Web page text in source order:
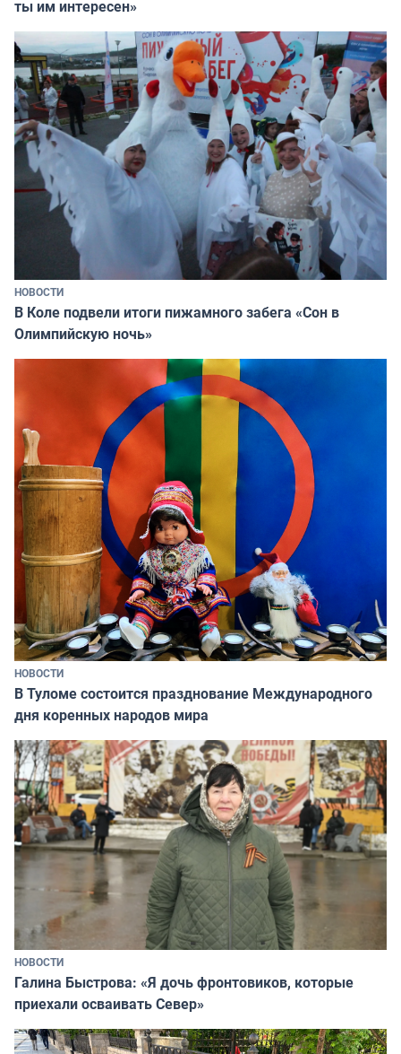
ты им интересен»
НОВОСТИ
В Коле подвели итоги пижамного забега «Сон в
Олимпийскую ночь»
НОВОСТИ
В Туломе состоится празднование Международного
дня коренных народов мира
НОВОСТИ
Галина Быстрова: «Я дочь фронтовиков, которые
приехали осваивать Север»